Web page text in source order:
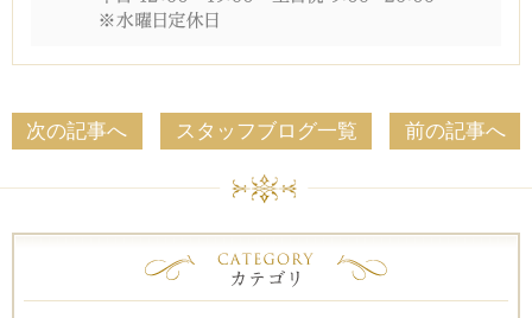
スタッフブログ一覧
次の記事へ 前の記事へ